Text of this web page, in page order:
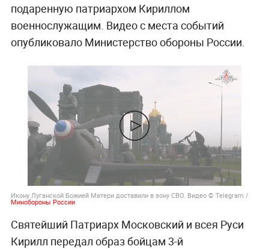
подаренную патриархом Кириллом
военнослужащим. Видео с места событий
опубликовало Министерство обороны России.
Икону Луганской Божией Матери доставили в зону СВО. Видео © Telegram /
Минобороны России
Святейший Патриарх Московский и всея Руси
Кирилл передал образ бойцам 3-й